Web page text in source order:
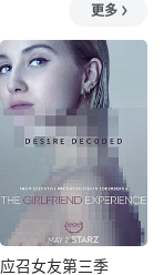
更多
应召女友第三季